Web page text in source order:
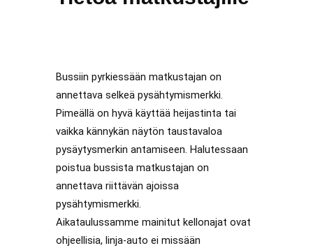
Bussiin pyrkiessään matkustajan on
annettava selkeä pysähtymismerkki.
Pimeällä on hyvä käyttää heijastinta tai
vaikka kännykän näytön taustavaloa
pysäytysmerkin antamiseen. Halutessaan
poistua bussista matkustajan on
annettava riittävän ajoissa
pysähtymismerkki.
Aikataulussamme mainitut kellonajat ovat
ohjeellisia, linja-auto ei missään